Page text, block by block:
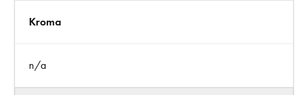
Kroma
n/a